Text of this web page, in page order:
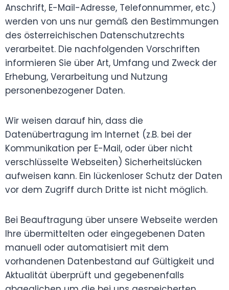
Anschrift, E-Mail-Adresse, Telefonnummer, etc.)
werden von uns nur gemäß den Bestimmungen
des österreichischen Datenschutzrechts
verarbeitet. Die nachfolgenden Vorschriften
informieren Sie über Art, Umfang und Zweck der
Erhebung, Verarbeitung und Nutzung
personenbezogener Daten.
Wir weisen darauf hin, dass die
Datenübertragung im Internet (z.B. bei der
Kommunikation per E-Mail, oder über nicht
verschlüsselte Webseiten) Sicherheitslücken
aufweisen kann. Ein lückenloser Schutz der Daten
vor dem Zugriff durch Dritte ist nicht möglich.
Bei Beauftragung über unsere Webseite werden
Ihre übermittelten oder eingegebenen Daten
manuell oder automatisiert mit dem
vorhandenen Datenbestand auf Gültigkeit und
Aktualität überprüft und gegebenenfalls